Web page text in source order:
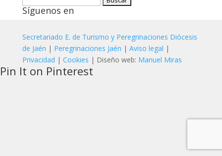
Síguenos en
Secretariado E. de Turismo y Peregrinaciones Diócesis
de Jaén | Peregrinaciones Jaén | Aviso legal |
Privacidad | Cookies | Diseño web: Manuel Miras
Pin It on Pinterest